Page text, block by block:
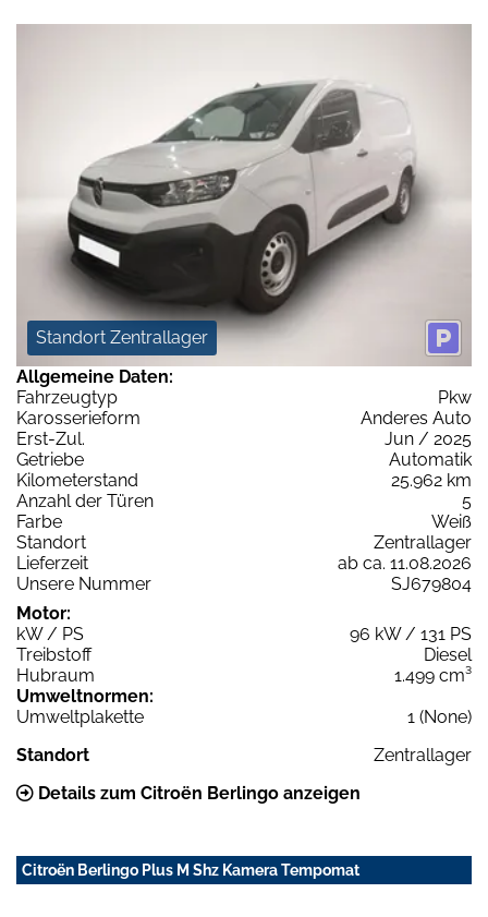
Standort Zentrallager
Allgemeine Daten:
Fahrzeugtyp
Pkw
Karosserieform
Anderes Auto
Erst-Zul.
Jun / 2025
Getriebe
Automatik
Kilometerstand
25.962 km
Anzahl der Türen
5
Farbe
Weiß
Standort
Zentrallager
Lieferzeit
ab ca. 11.08.2026
Unsere Nummer
SJ679804
Motor:
kW / PS
96 kW / 131 PS
Treibstoff
Diesel
Hubraum
1.499 cm³
Umweltnormen:
Umweltplakette
1 (None)
Standort
Zentrallager
Details zum Citroën Berlingo anzeigen
Citroën Berlingo Plus M Shz Kamera Tempomat